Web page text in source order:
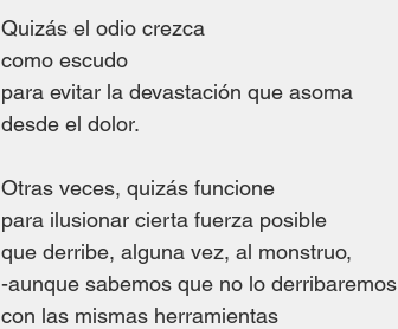
Quizás el odio crezca
como escudo
para evitar la devastación que asoma
desde el dolor.
Otras veces, quizás funcione
para ilusionar cierta fuerza posible
que derribe, alguna vez, al monstruo,
-aunque sabemos que no lo derribaremos
con las mismas herramientas